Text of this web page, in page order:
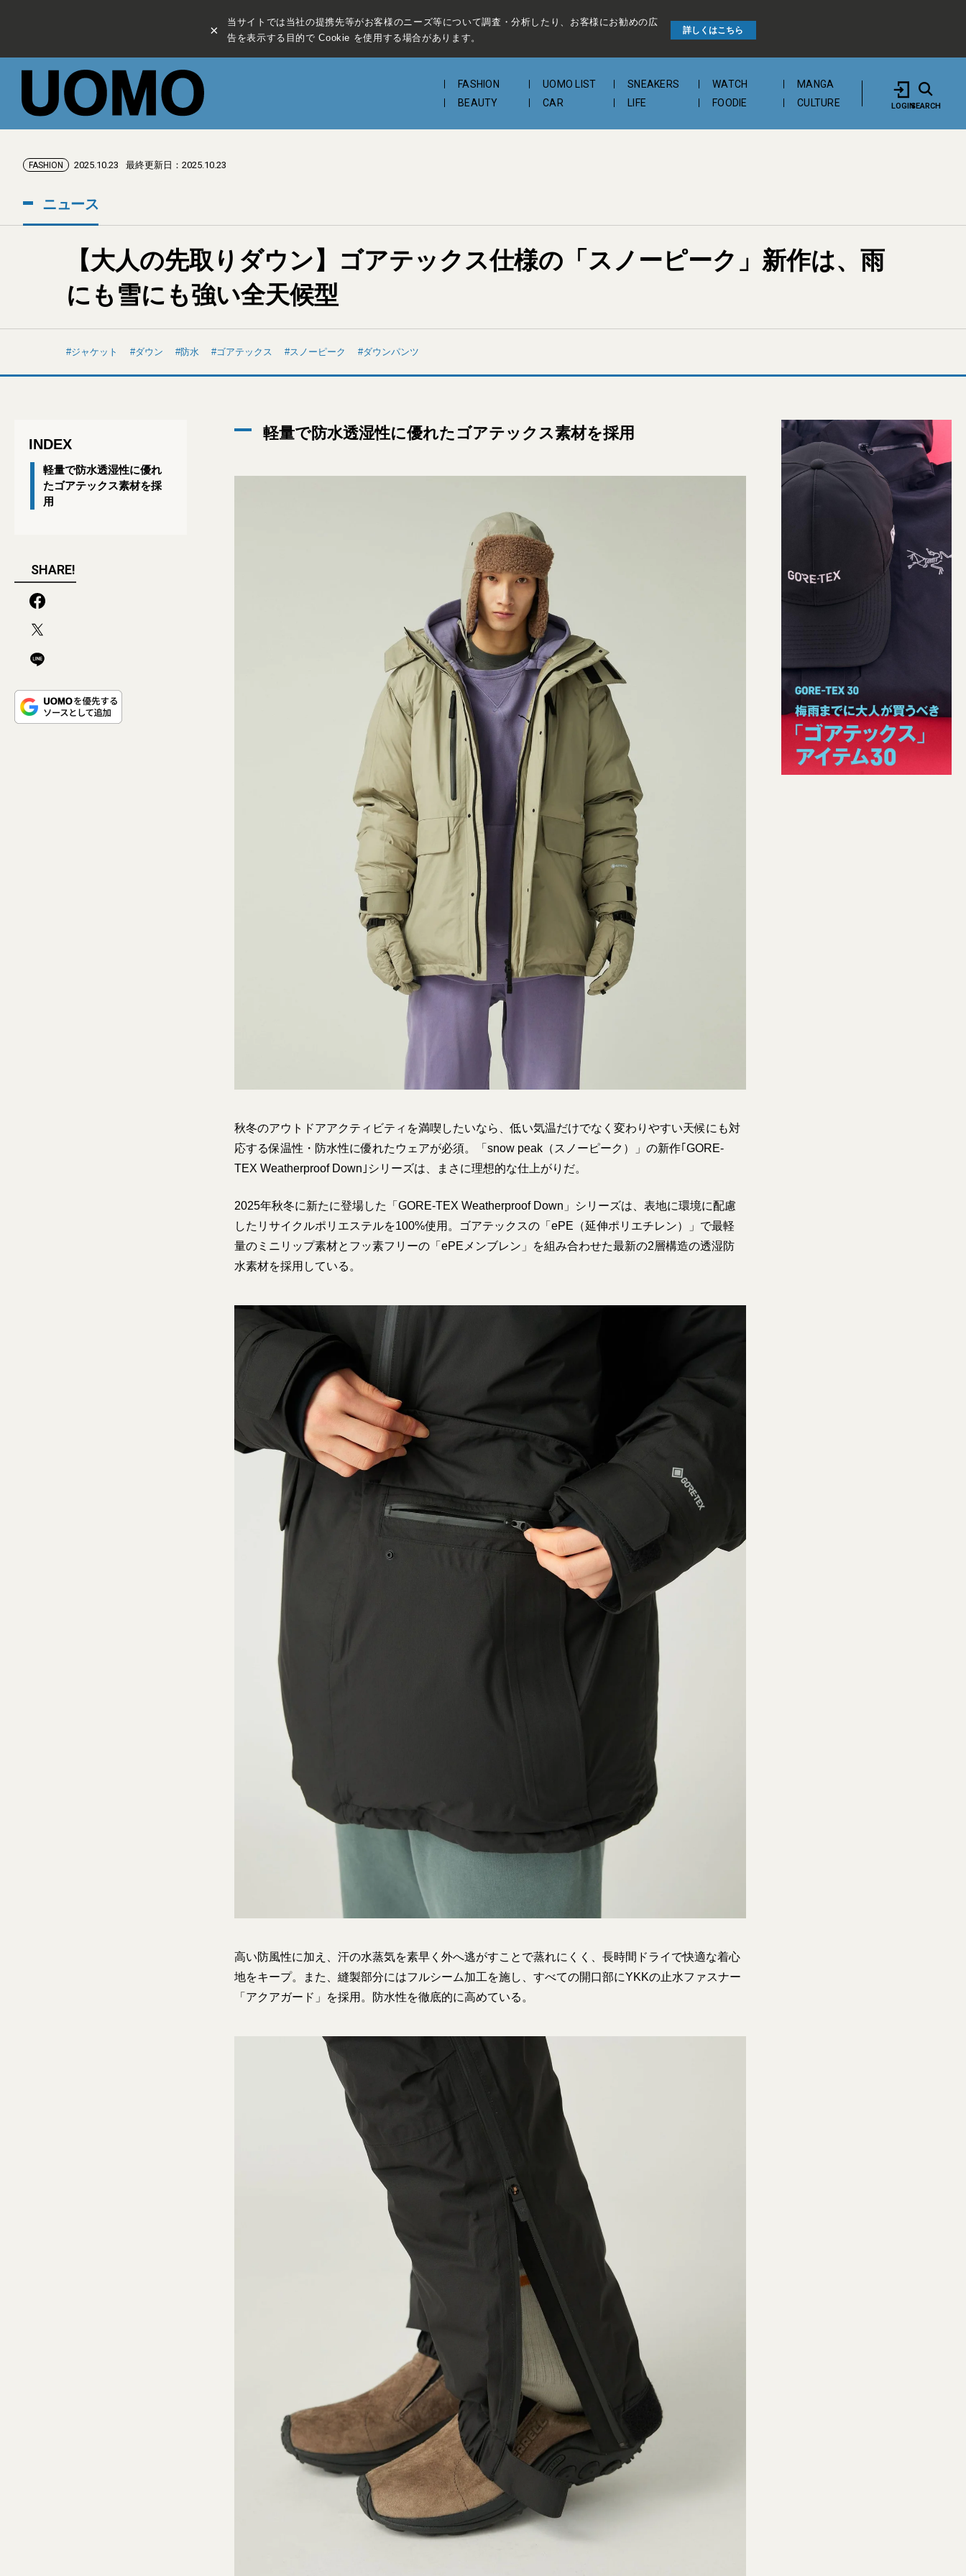
×
当サイトでは当社の提携先等がお客様のニーズ等について調査・分析したり、お客様にお勧めの広
告を表示する目的で Cookie を使用する場合があります。
詳しくはこちら
FASHION UOMO LIST SNEAKERS WATCH
MANGA
BEAUTY
CAR LIFE FOODIE CULTURE LOGINSEARCH
FASHION 2025.10.23 最終更新日：2025.10.23
ニュース
【大人の先取りダウン】ゴアテックス仕様の「スノーピーク」新作は、雨
にも雪にも強い全天候型
ジャケット ダウン 防水 ゴアテックス スノーピーク ダウンパンツ
INDEX
軽量で防水透湿性に優れ
たゴアテックス素材を採
用
SHARE!
軽量で防水透湿性に優れたゴアテックス素材を採用
秋冬のアウトドアアクティビティを満喫したいなら、低い気温だけでなく変わりやすい天候にも対
応する保温性・防水性に優れたウェアが必須。「snow peak（スノーピーク）」の新作｢GORE-
TEX Weatherproof Down｣シリーズは、まさに理想的な仕上がりだ。
2025年秋冬に新たに登場した「GORE-TEX Weatherproof Down」シリーズは、表地に環境に配慮
したリサイクルポリエステルを100%使用。ゴアテックスの「ePE（延伸ポリエチレン）」で最軽
量のミニリップ素材とフッ素フリーの「ePEメンブレン」を組み合わせた最新の2層構造の透湿防
水素材を採用している。
高い防風性に加え、汗の水蒸気を素早く外へ逃がすことで蒸れにくく、長時間ドライで快適な着心
地をキープ。また、縫製部分にはフルシーム加工を施し、すべての開口部にYKKの止水ファスナー
「アクアガード」を採用。防水性を徹底的に高めている。